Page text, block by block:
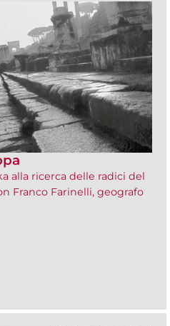
alla ricerca delle radici del
Franco Farinelli, geografo